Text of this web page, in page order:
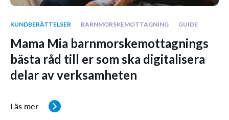
KUNDBERÄTTELSER BARNMORSKEMOTTAGNING GUIDE
Mama Mia barnmorskemottagnings
bästa råd till er som ska digitalisera
delar av verksamheten
Läs mer